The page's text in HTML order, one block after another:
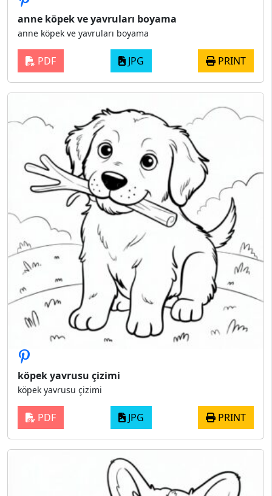
anne köpek ve yavruları boyama
anne köpek ve yavruları boyama
PDF JPG PRINT
köpek yavrusu çizimi
köpek yavrusu çizimi
PDF JPG PRINT